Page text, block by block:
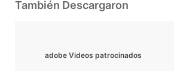
También Descargaron
adobe Videos patrocinados